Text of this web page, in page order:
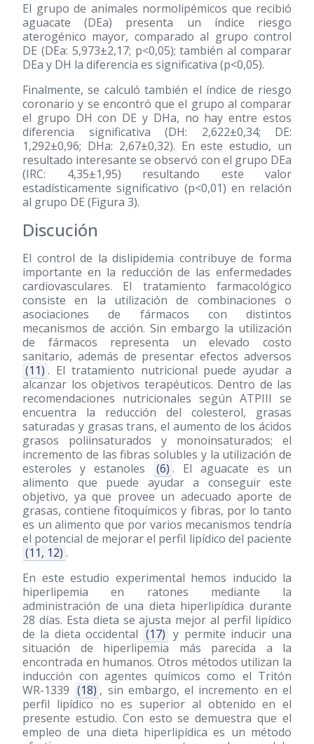
El grupo de animales normolipémicos que recibió
aguacate (DEa) presenta un índice riesgo
aterogénico mayor, comparado al grupo control
DE (DEa: 5,973±2,17; p<0,05); también al comparar
DEa y DH la diferencia es significativa (p<0,05).
Finalmente, se calculó también el índice de riesgo
coronario y se encontró que el grupo al comparar
el grupo DH con DE y DHa, no hay entre estos
diferencia significativa (DH: 2,622±0,34; DE:
1,292±0,96; DHa: 2,67±0,32). En este estudio, un
resultado interesante se observó con el grupo DEa
(IRC: 4,35±1,95) resultando este valor
estadísticamente significativo (p<0,01) en relación
al grupo DE (Figura 3).
Discución
El control de la dislipidemia contribuye de forma
importante en la reducción de las enfermedades
cardiovasculares. El tratamiento farmacológico
consiste en la utilización de combinaciones o
asociaciones de fármacos con distintos
mecanismos de acción. Sin embargo la utilización
de fármacos representa un elevado costo
sanitario, además de presentar efectos adversos
(11) . El tratamiento nutricional puede ayudar a
alcanzar los objetivos terapéuticos. Dentro de las
recomendaciones nutricionales según ATPIII se
encuentra la reducción del colesterol, grasas
saturadas y grasas trans, el aumento de los ácidos
grasos poliinsaturados y monoinsaturados; el
incremento de las fibras solubles y la utilización de
esteroles y estanoles
(6) . El aguacate es un
alimento que puede ayudar a conseguir este
objetivo, ya que provee un adecuado aporte de
grasas, contiene fitoquímicos y fibras, por lo tanto
es un alimento que por varios mecanismos tendría
el potencial de mejorar el perfil lipídico del paciente
(11, 12) .
En este estudio experimental hemos inducido la
hiperlipemia en ratones mediante la
administración de una dieta hiperlipídica durante
28 días. Esta dieta se ajusta mejor al perfil lipídico
de la dieta occidental (17) y permite inducir una
situación de hiperlipemia más parecida a la
encontrada en humanos. Otros métodos utilizan la
inducción con agentes químicos como el Tritón
WR-1339 (18) , sin embargo, el incremento en el
perfil lipídico no es superior al obtenido en el
presente estudio. Con esto se demuestra que el
empleo de una dieta hiperlipídica es un método